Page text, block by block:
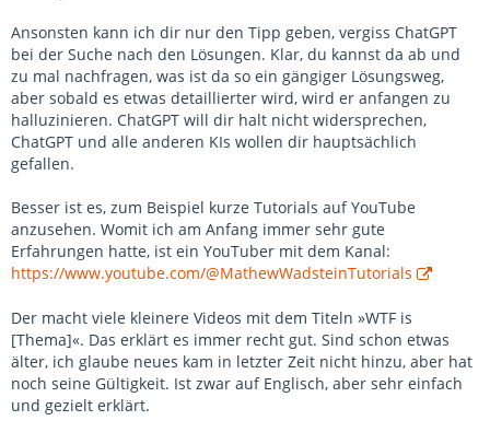
Ansonsten kann ich dir nur den Tipp geben, vergiss ChatGPT
bei der Suche nach den Lösungen. Klar, du kannst da ab und
zu mal nachfragen, was ist da so ein gängiger Lösungsweg,
aber sobald es etwas detaillierter wird, wird er anfangen zu
halluzinieren. ChatGPT will dir halt nicht widersprechen,
ChatGPT und alle anderen KIs wollen dir hauptsächlich
gefallen.
Besser ist es, zum Beispiel kurze Tutorials auf YouTube
anzusehen. Womit ich am Anfang immer sehr gute
Erfahrungen hatte, ist ein YouTuber mit dem Kanal:
https://www.youtube.com/@MathewWadsteinTutorials
Der macht viele kleinere Videos mit dem Titeln »WTF is
[Thema]«. Das erklärt es immer recht gut. Sind schon etwas
älter, ich glaube neues kam in letzter Zeit nicht hinzu, aber hat
noch seine Gültigkeit. Ist zwar auf Englisch, aber sehr einfach
und gezielt erklärt.